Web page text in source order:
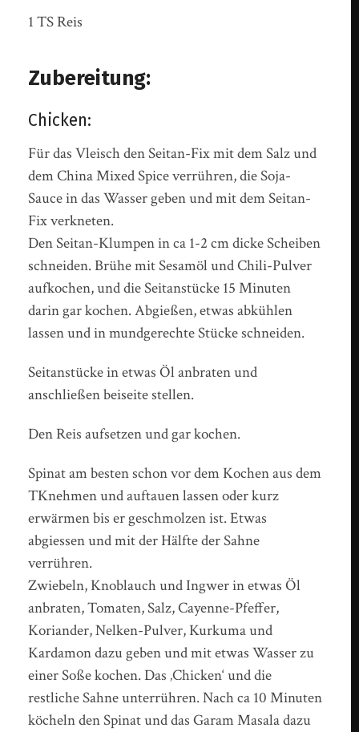
1 TS Reis
Zubereitung:
Chicken:
Für das Vleisch den Seitan-Fix mit dem Salz und
dem China Mixed Spice verrühren, die Soja-
Sauce in das Wasser geben und mit dem Seitan-
Fix verkneten.
Den Seitan-Klumpen in ca 1-2 cm dicke Scheiben
schneiden. Brühe mit Sesamöl und Chili-Pulver
aufkochen, und die Seitanstücke 15 Minuten
darin gar kochen. Abgießen, etwas abkühlen
lassen und in mundgerechte Stücke schneiden.
Seitanstücke in etwas Öl anbraten und
anschließen beiseite stellen.
Den Reis aufsetzen und gar kochen.
Spinat am besten schon vor dem Kochen aus dem
TKnehmen und auftauen lassen oder kurz
erwärmen bis er geschmolzen ist. Etwas
abgiessen und mit der Hälfte der Sahne
verrühren.
Zwiebeln, Knoblauch und Ingwer in etwas Öl
anbraten, Tomaten, Salz, Cayenne-Pfeffer,
Koriander, Nelken-Pulver, Kurkuma und
Kardamon dazu geben und mit etwas Wasser zu
einer Soße kochen. Das ‚Chicken‘ und die
restliche Sahne unterrühren. Nach ca 10 Minuten
köcheln den Spinat und das Garam Masala dazu